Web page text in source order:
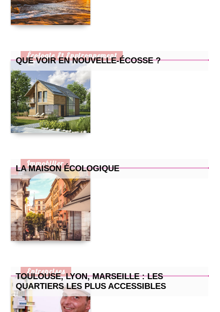
cuisine pour enfants : 2 recettes simples et efficaces
petite cuisine : nos astuces !
comment prendre soin de son chat quand il attend des petits
comment bien aménager un bureau chez soi ?
QUE VOIR EN NOUVELLE-ÉCOSSE ?
Écologie Et Environnement
LA MAISON ÉCOLOGIQUE
Immobilier
TOULOUSE, LYON, MARSEILLE : LES
QUARTIERS LES PLUS ACCESSIBLES
Entreprises